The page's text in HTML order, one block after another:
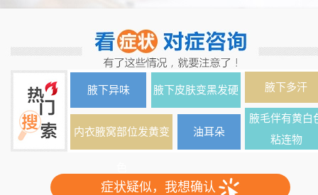
腋下异味 腋下皮肤变黑发硬 腋下多汗
内衣腋窝部位发黄变 油耳朵
腋毛伴有黄白
粘连物
症状疑似，我想确认